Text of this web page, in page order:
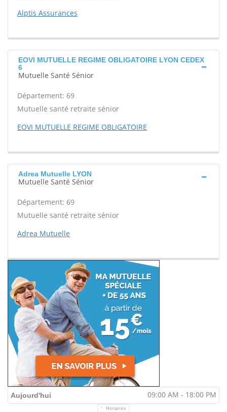
Alptis Assurances
EOVI MUTUELLE REGIME OBLIGATOIRE LYON CEDEX
6
Mutuelle Santé Sénior
Département: 69
Mutuelle santé retraite sénior
EOVI MUTUELLE REGIME OBLIGATOIRE
Adrea Mutuelle LYON
Mutuelle Santé Sénior
Département: 69
Mutuelle santé retraite sénior
Adrea Mutuelle
Aujourd'hui 09:00 AM - 18:00 PM
Horaires